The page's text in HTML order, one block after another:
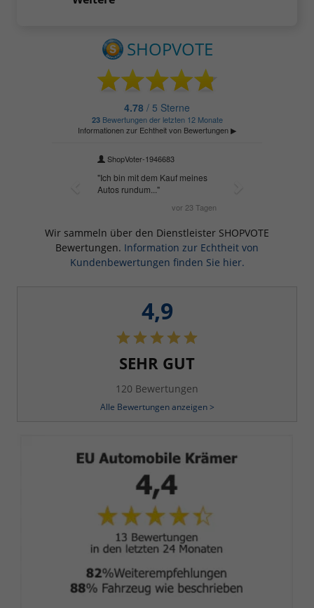
Wir sammeln über den Dienstleister SHOPVOTE
Bewertungen. Information zur Echtheit von
Kundenbewertungen finden Sie hier.
4,9
SEHR GUT
120 Bewertungen
Alle Bewertungen anzeigen >